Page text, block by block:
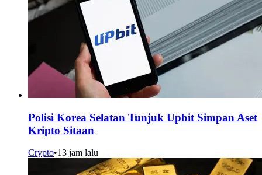
Polisi Korea Selatan Tunjuk Upbit Simpan Aset
Kripto Sitaan
Crypto•13 jam lalu